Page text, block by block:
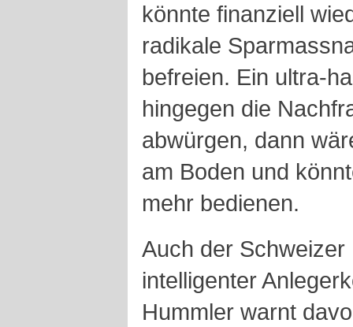
könnte finanziell
radikale
befreien. Ein ultra-
hingegen die
abwürgen, dann
am Boden und
mehr bedienen.
Auch der
intelligenter
Hummler warnt